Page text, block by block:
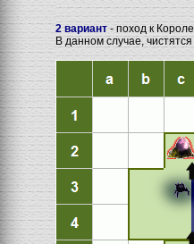
2 вариант - поход к
В данном случае,